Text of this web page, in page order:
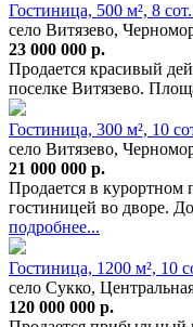
Гостиница, 500 м², 8 сот.
село Витязево,
23 000 000 р.
Продается красивый
поселке Витязево.
Гостиница, 300 м², 10
село Витязево,
21 000 000 р.
Продается в курортном
гостиницей во дворе.
подробнее...
Гостиница, 1200 м², 10
село Сукко,
120 000 000 р.